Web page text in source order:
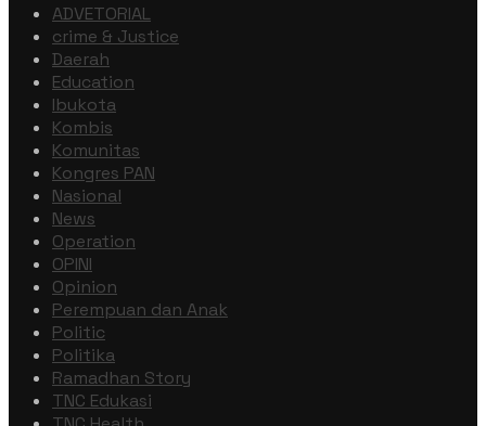
ADVETORIAL
crime & Justice
Daerah
Education
Ibukota
Kombis
Komunitas
Kongres PAN
Nasional
News
Operation
OPINI
Opinion
Perempuan dan Anak
Politic
Politika
Ramadhan Story
TNC Edukasi